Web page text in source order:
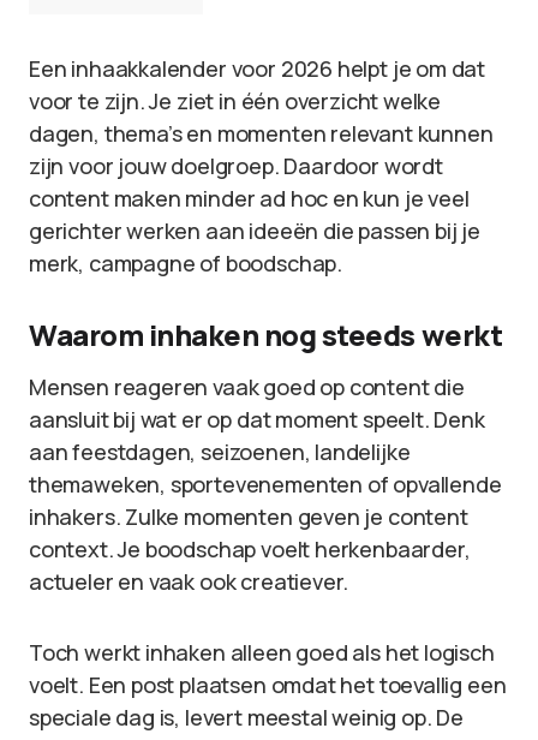
Een inhaakkalender voor 2026 helpt je om dat
voor te zijn. Je ziet in één overzicht welke
dagen, thema’s en momenten relevant kunnen
zijn voor jouw doelgroep. Daardoor wordt
content maken minder ad hoc en kun je veel
gerichter werken aan ideeën die passen bij je
merk, campagne of boodschap.
Waarom inhaken nog steeds werkt
Mensen reageren vaak goed op content die
aansluit bij wat er op dat moment speelt. Denk
aan feestdagen, seizoenen, landelijke
themaweken, sportevenementen of opvallende
inhakers. Zulke momenten geven je content
context. Je boodschap voelt herkenbaarder,
actueler en vaak ook creatiever.
Toch werkt inhaken alleen goed als het logisch
voelt. Een post plaatsen omdat het toevallig een
speciale dag is, levert meestal weinig op. De